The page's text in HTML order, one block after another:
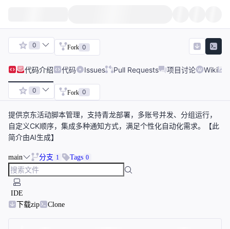
0 Fork 0
代码介绍 代码 Issues Pull Requests 项目讨论 Wiki
0 Fork 0
提供京东活动脚本管理，支持青龙部署，多账号并发、分组运行，
自定义CK顺序，集成多种通知方式，满足个性化自动化需求。【此
简介由AI生成】
main 分支 1 Tags 0
IDE
下载zip
Clone